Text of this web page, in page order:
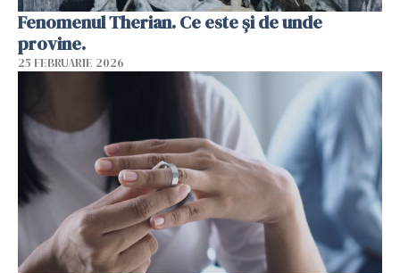
Fenomenul Therian. Ce este și de unde
provine.
25 FEBRUARIE 2026